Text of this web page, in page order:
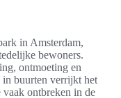
in Amsterdam,
bewoners.
ontmoeting en
buurten verrijkt het
ontbreken in de